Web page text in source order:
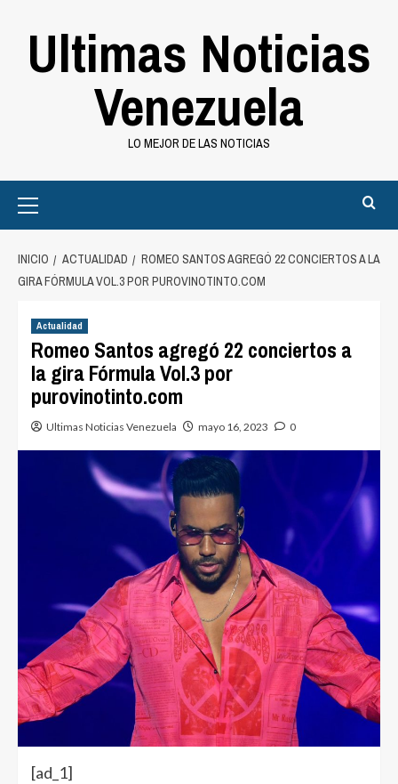
Ultimas Noticias
Venezuela
LO MEJOR DE LAS NOTICIAS
Menu
INICIO ACTUALIDAD
ROMEO SANTOS AGREGÓ 22 CONCIERTOS A LA
GIRA FÓRMULA VOL.3 POR PUROVINOTINTO.COM
Actualidad
Romeo Santos agregó 22 conciertos a
la gira Fórmula Vol.3 por
purovinotinto.com
Ultimas Noticias Venezuela mayo 16, 2023 0
[ad_1]